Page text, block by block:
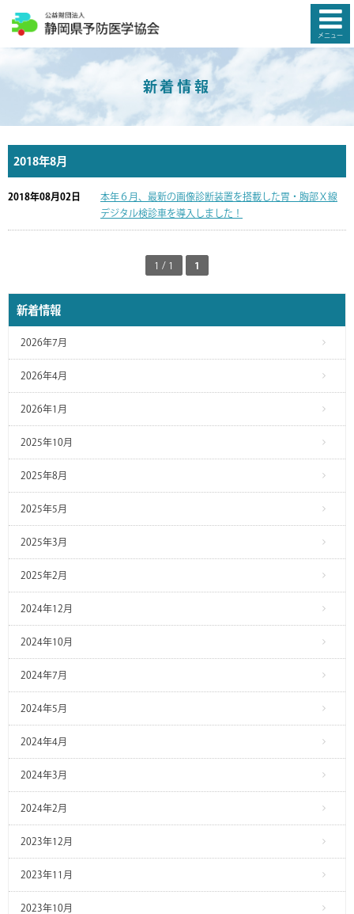
メニュー
新着情報
2018年8月
2018年08月02日
本年６月、最新の画像診断装置を搭載した胃・胸部Ｘ線
デジタル検診車を導入しました！
1 / 1 1
新着情報
2026年7月
2026年4月
2026年1月
2025年10月
2025年8月
2025年5月
2025年3月
2025年2月
2024年12月
2024年10月
2024年7月
2024年5月
2024年4月
2024年3月
2024年2月
2023年12月
2023年11月
2023年10月